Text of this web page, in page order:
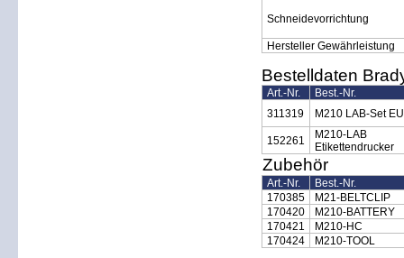
Schneidevorrichtung
Hersteller Gewährleistung
Bestelldaten
Art.-Nr.
Best.-Nr.
311319
M210 LAB-Set EU
152261
M210-LAB
Etikettendrucker
Zubehör
Art.-Nr.
Best.-Nr.
170385
M21-BELTCLIP
170420
M210-BATTERY
170421
M210-HC
170424
M210-TOOL